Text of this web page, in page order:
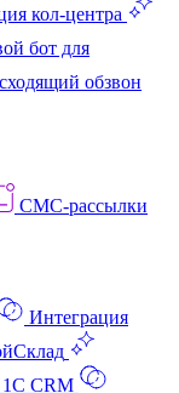
кол‑центра
бот для
обзвон
СМС-рассылки
Интеграция
1C CRM